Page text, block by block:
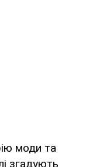
моди та
згадують